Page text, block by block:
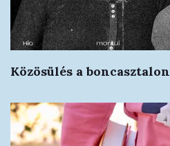
Közösülés a boncasztalon